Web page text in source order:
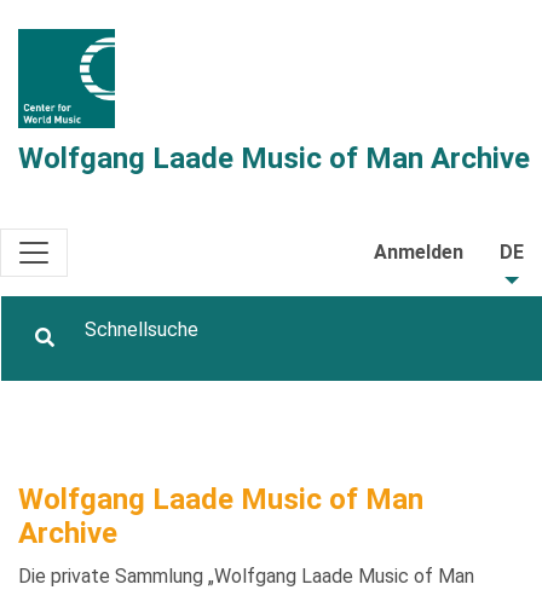
Wolfgang Laade Music of Man Archive
Anmelden DE
Wolfgang Laade Music of Man
Archive
Die private Sammlung „Wolfgang Laade Music of Man